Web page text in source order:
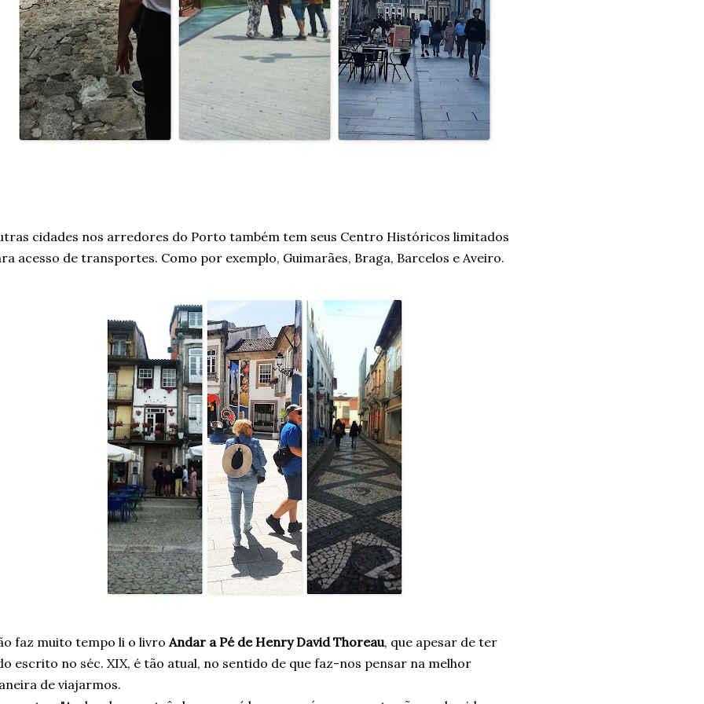
cidades nos arredores do Porto também tem seus Centro Históricos limitados
acesso de transportes. Como por exemplo, Guimarães, Braga, Barcelos e Aveiro.
faz muito tempo li o livro Andar a Pé de Henry David Thoreau, que apesar de ter
escrito no séc. XIX, é tão atual, no sentido de que faz-nos pensar na melhor
de viajarmos.